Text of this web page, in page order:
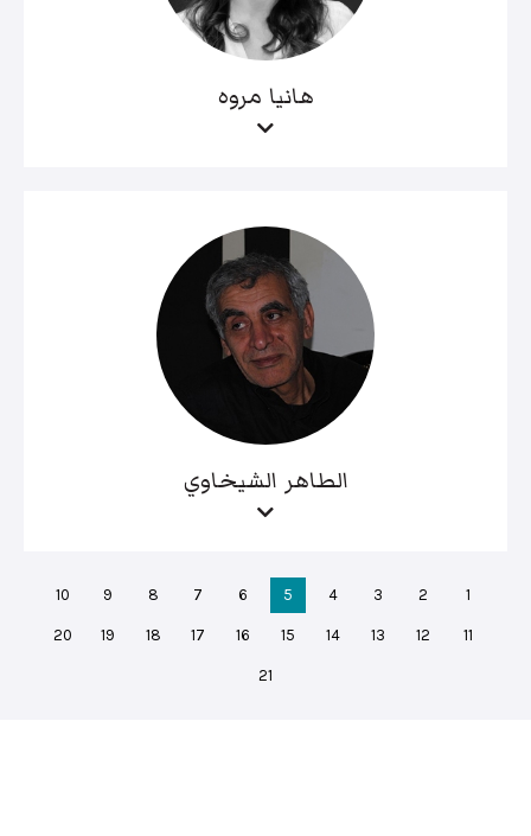
هانيا مروه
الطاهر الشيخاوي
1
2
3
4
5
6
7
8
9
10
11
12
13
14
15
16
17
18
19
20
21